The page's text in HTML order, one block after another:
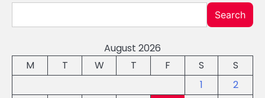
Search
August 2026
M
T W T F S
S
1
2